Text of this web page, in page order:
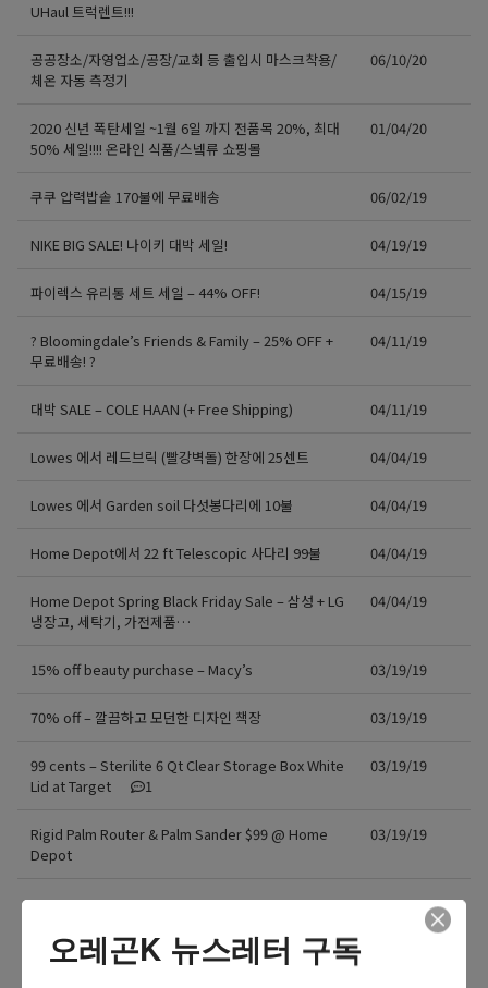
UHaul 트럭렌트!!!
공공장소/자영업소/공장/교회 등 출입시 마스크착용/
체온 자동 측정기
06/10/20
2020 신년 폭탄세일 ~1월 6일 까지 전품목 20%, 최대
50% 세일!!!! 온라인 식품/스넼류 쇼핑몰
01/04/20
쿠쿠 압력밥솥 170불에 무료배송 06/02/19
NIKE BIG SALE! 나이키 대박 세일! 04/19/19
파이렉스 유리통 세트 세일 – 44% OFF! 04/15/19
? Bloomingdale’s Friends & Family – 25% OFF +
무료배송! ?
04/11/19
대박 SALE – COLE HAAN (+ Free Shipping) 04/11/19
Lowes 에서 레드브릭 (빨강벽돌) 한장에 25센트 04/04/19
Lowes 에서 Garden soil 다섯봉다리에 10불 04/04/19
Home Depot에서 22 ft Telescopic 사다리 99불 04/04/19
Home Depot Spring Black Friday Sale – 삼성 + LG
냉장고, 세탁기, 가전제품…
04/04/19
15% off beauty purchase – Macy’s 03/19/19
70% off – 깔끔하고 모던한 디자인 책장 03/19/19
99 cents – Sterilite 6 Qt Clear Storage Box White
Lid at Target
1
03/19/19
Rigid Palm Router & Palm Sander $99 @ Home
Depot
03/19/19
더보기 >>
오레곤K 뉴스레터 구독